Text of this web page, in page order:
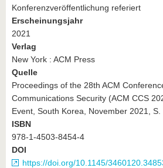
Konferenzveröffentlichung referiert
Erscheinungsjahr
2021
Verlag
New York : ACM Press
Quelle
Proceedings of the 28th ACM
Communications Security (ACM CCS
Event, South Korea, November 2021, S.
ISBN
978-1-4503-8454-4
DOI
https://doi.org/10.1145/